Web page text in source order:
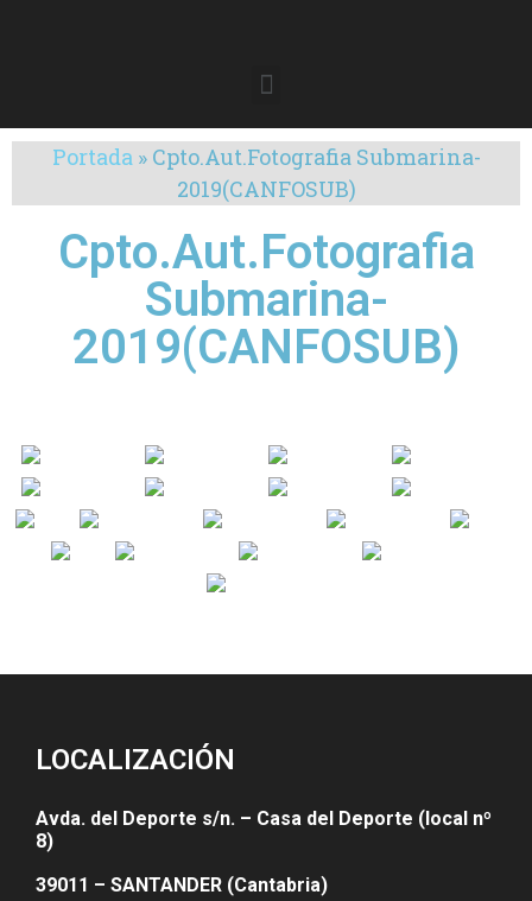
Portada» Cpto.Aut.Fotografia Submarina-
2019(CANFOSUB)
Cpto.Aut.Fotografia
Submarina-
2019(CANFOSUB)
LOCALIZACIÓN
Avda. del Deporte s/n. – Casa del Deporte (local nº
8)
39011 – SANTANDER (Cantabria)